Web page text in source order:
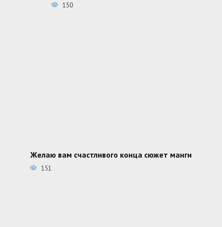
150
Желаю вам счастливого конца сюжет манги
151